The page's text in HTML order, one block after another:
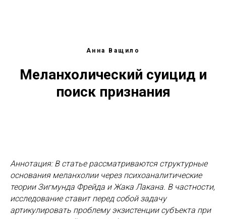
Анна Ващило
Меланхолический суицид и
поиск признания
Аннотация: В статье рассматриваются структурные
основания меланхолии через психоаналитические
теории Зигмунда Фрейда и Жака Лакана. В частности,
исследование ставит перед собой задачу
артикулировать проблему экзистенции субъекта при